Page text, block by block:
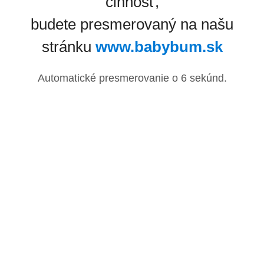
budete presmerovaný na našu
stránku www.babybum.sk
Automatické presmerovanie o 6sekúnd.